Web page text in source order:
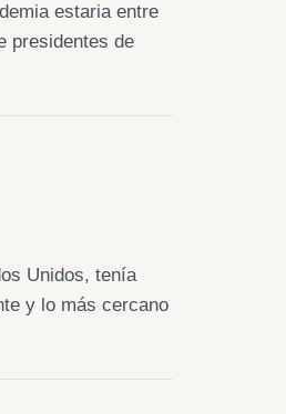
estaria entre
presidentes de
Unidos, tenía
y lo más cercano